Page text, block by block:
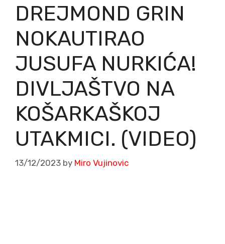
DREJMOND GRIN
NOKAUTIRAO
JUSUFA NURKIĆA!
DIVLJAŠTVO NA
KOŠARKAŠKOJ
UTAKMICI. (VIDEO)
13/12/2023 by Miro Vujinovic